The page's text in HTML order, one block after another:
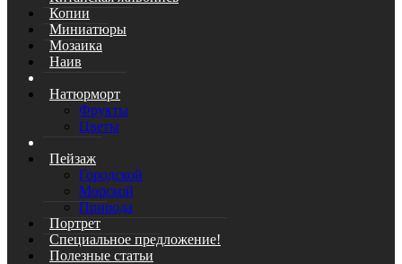
Копии
Миниатюры
Мозаика
Наив
Натюрморт
Фрукты
Цветы
Пейзаж
Городской
Морской
Природа
Портрет
Специальное предложение!
Полезные статьи